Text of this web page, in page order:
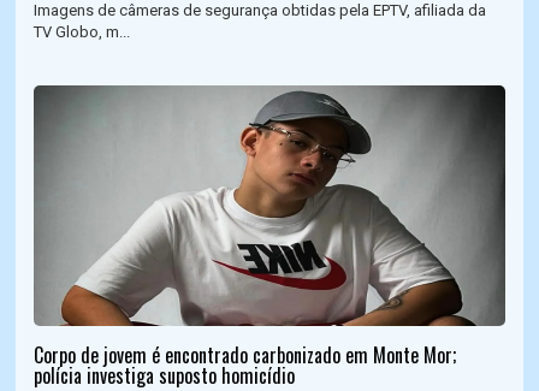
Imagens de câmeras de segurança obtidas pela EPTV, afiliada da
TV Globo, m...
Corpo de jovem é encontrado carbonizado em Monte Mor;
polícia investiga suposto homicídio